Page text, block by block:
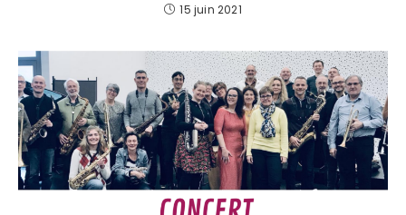
15 juin 2021